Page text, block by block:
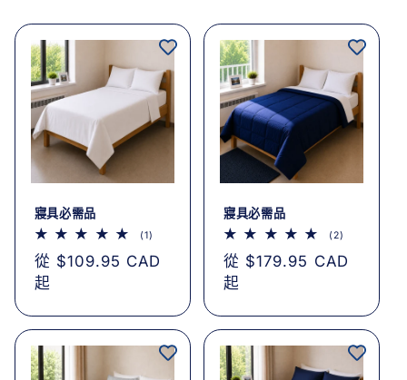
寢具必需品
(1)
論
定
價
從 $109.95 CAD
起
寢具必需品
(2)
論
定
價
從 $179.95 CAD
起